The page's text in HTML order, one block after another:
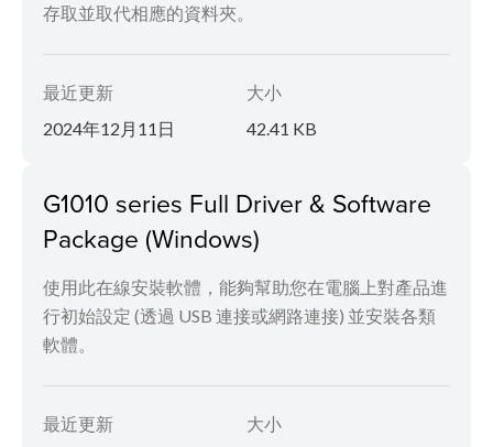
存取並取代相應的資料夾。
最近更新
2024年12月11日
大小
42.41 KB
G1010 series Full Driver & Software
Package (Windows)
使用此在線安裝軟體，能夠幫助您在電腦上對產品進
行初始設定 (透過 USB 連接或網路連接) 並安裝各類
軟體。
最近更新
大小